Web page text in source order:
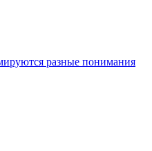
разные понимания